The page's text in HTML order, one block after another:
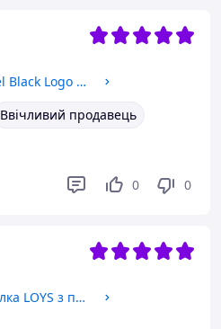
Біла Футболка LOYS Diesel Black Logo футболки Дизель унісекс M
Ввічливий продавець
0 0
Жіночий оверсайз Футболка LOYS з принтом Харадзюку y2k Червоний XL